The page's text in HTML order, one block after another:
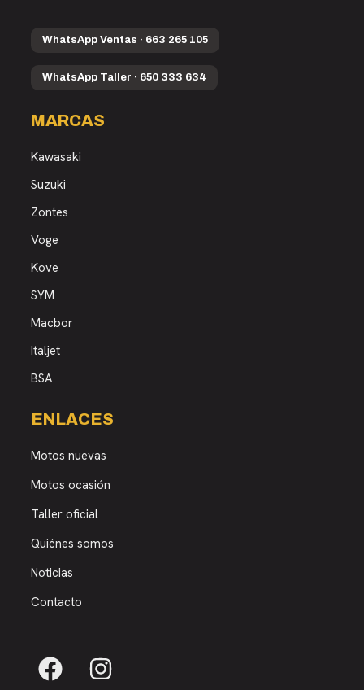
WhatsApp Ventas · 663 265 105
WhatsApp Taller · 650 333 634
MARCAS
Kawasaki
Suzuki
Zontes
Voge
Kove
SYM
Macbor
Italjet
BSA
ENLACES
Motos nuevas
Motos ocasión
Taller oficial
Quiénes somos
Noticias
Contacto